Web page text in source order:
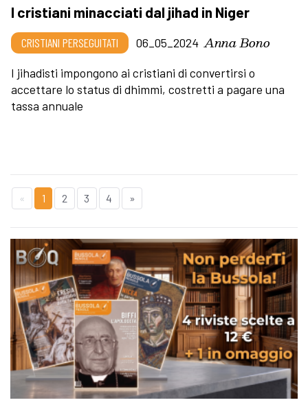
I cristiani minacciati dal jihad in Niger
CRISTIANI PERSEGUITATI 06_05_2024 Anna Bono
I jihadisti impongono ai cristiani di convertirsi o
accettare lo status di dhimmi, costretti a pagare una
tassa annuale
« 1 2 3 4 »